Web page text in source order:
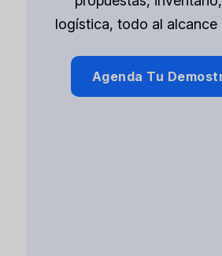
logística, todo al alcance
Agenda Tu